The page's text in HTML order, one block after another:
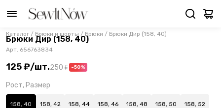
Каталог / Брюки и шорты / Брюки / Брюки Дир (158, 40)
Брюки Дир (158, 40)
Арт. 656763834
125 ₽/шт.250 ₽ -50%
Рост, Размер
158, 40 158, 42 158, 44 158, 46 158, 48 158, 50 158, 52